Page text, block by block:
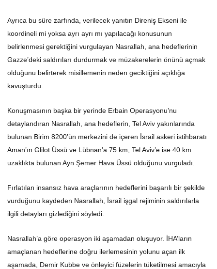
Ayrıca bu süre zarfında, verilecek yanıtın Direniş Ekseni ile
koordineli mi yoksa ayrı ayrı mı yapılacağı konusunun
belirlenmesi gerektiğini vurgulayan Nasrallah, ana hedeflerinin
Gazze’deki saldırıları durdurmak ve müzakerelerin önünü açmak
olduğunu belirterek misillemenin neden geciktiğini açıklığa
kavuşturdu.
Konuşmasının başka bir yerinde Erbain Operasyonu’nu
detaylandıran Nasrallah, ana hedeflerin, Tel Aviv yakınlarında
bulunan Birim 8200’ün merkezini de içeren İsrail askeri istihbaratı
Aman’ın Glilot Üssü ve Lübnan’a 75 km, Tel Aviv’e ise 40 km
uzaklıkta bulunan Ayn Şemer Hava Üssü olduğunu vurguladı.
Fırlatılan insansız hava araçlarının hedeflerini başarılı bir şekilde
vurduğunu kaydeden Nasrallah, İsrail işgal rejiminin saldırılarla
ilgili detayları gizlediğini söyledi.
Nasrallah’a göre operasyon iki aşamadan oluşuyor. İHA’ların
amaçlanan hedeflerine doğru ilerlemesinin yolunu açan ilk
aşamada, Demir Kubbe ve önleyici füzelerin tüketilmesi amacıyla